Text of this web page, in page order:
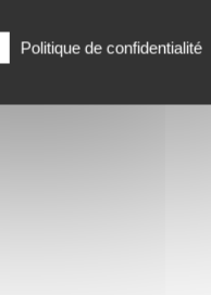
Politique de confidentialité